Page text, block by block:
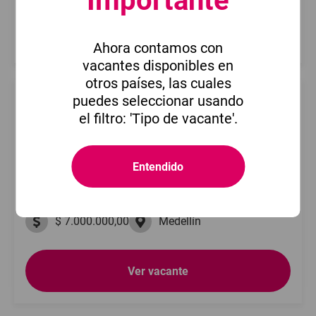
Analista de seguridad con o sin
discapacidad 1626040293-358
22 de julio de 2026 Compartir
Servicio de Empleo Comfama
$ 7.000.000,00 Medellín
Ver vacante
Ahora contamos con
vacantes disponibles en
otros países, las cuales
puedes seleccionar usando
el filtro: 'Tipo de vacante'.
Entendido